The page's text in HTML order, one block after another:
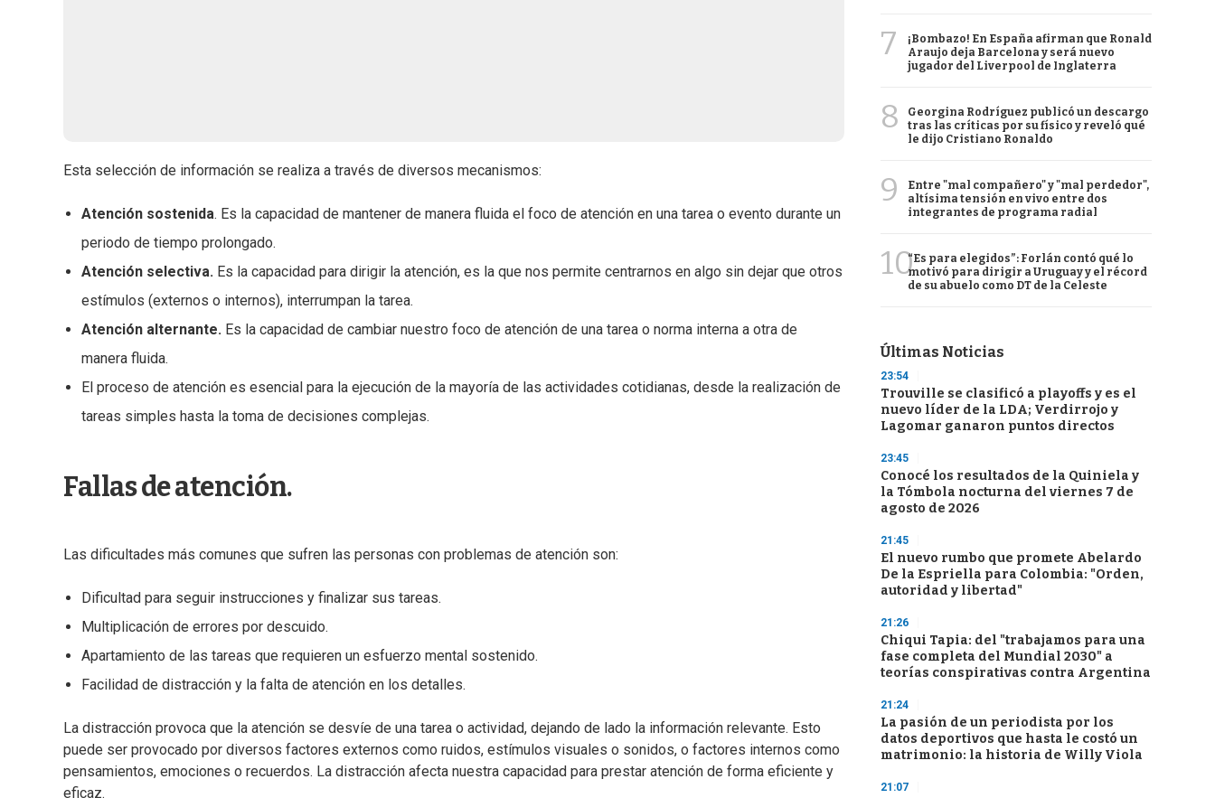
Esta selección de información se realiza a través de diversos mecanismos:
Atención sostenida. Es la capacidad de mantener de manera fluida el foco de atención en una tarea o evento durante un
periodo de tiempo prolongado.
Atención selectiva. Es la capacidad para dirigir la atención, es la que nos permite centrarnos en algo sin dejar que otros
estímulos (externos o internos), interrumpan la tarea.
Atención alternante. Es la capacidad de cambiar nuestro foco de atención de una tarea o norma interna a otra de
manera fluida.
El proceso de atención es esencial para la ejecución de la mayoría de las actividades cotidianas, desde la realización de
tareas simples hasta la toma de decisiones complejas.
Fallas de atención.
Las dificultades más comunes que sufren las personas con problemas de atención son:
Dificultad para seguir instrucciones y finalizar sus tareas.
Multiplicación de errores por descuido.
Apartamiento de las tareas que requieren un esfuerzo mental sostenido.
Facilidad de distracción y la falta de atención en los detalles.
La distracción provoca que la atención se desvíe de una tarea o actividad, dejando de lado la información relevante. Esto
puede ser provocado por diversos factores externos como ruidos, estímulos visuales o sonidos, o factores internos como
pensamientos, emociones o recuerdos. La distracción afecta nuestra capacidad para prestar atención de forma eficiente y
eficaz.
7
¡Bombazo! En España afirman que Ronald
Araujo deja Barcelona y será nuevo
jugador del Liverpool de Inglaterra
8
Georgina Rodríguez publicó un descargo
tras las críticas por su físico y reveló qué
le dijo Cristiano Ronaldo
9
Entre "mal compañero" y "mal perdedor",
altísima tensión en vivo entre dos
integrantes de programa radial
10“Es para elegidos”: Forlán contó qué lo
motivó para dirigir a Uruguay y el récord
de su abuelo como DT de la Celeste
Últimas Noticias
23:54
Trouville se clasificó a playoffs y es el
nuevo líder de la LDA; Verdirrojo y
Lagomar ganaron puntos directos
23:45
Conocé los resultados de la Quiniela y
la Tómbola nocturna del viernes 7 de
agosto de 2026
21:45
El nuevo rumbo que promete Abelardo
De la Espriella para Colombia: "Orden,
autoridad y libertad"
21:26
Chiqui Tapia: del "trabajamos para una
fase completa del Mundial 2030" a
teorías conspirativas contra Argentina
21:24
La pasión de un periodista por los
datos deportivos que hasta le costó un
matrimonio: la historia de Willy Viola
21:07